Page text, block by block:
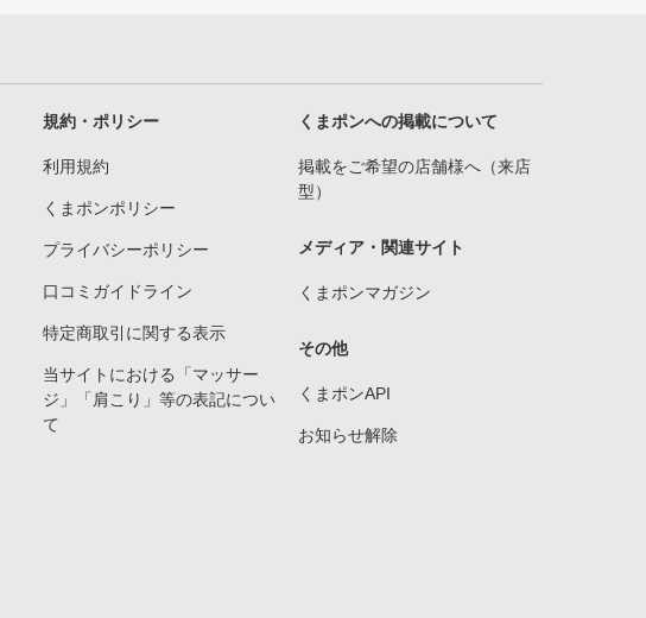
規約・ポリシー
利用規約
くまポンポリシー
プライバシーポリシー
口コミガイドライン
特定商取引に関する表示
当サイトにおける「マッサー
ジ」「肩こり」等の表記につい
て
くまポンへの掲載について
掲載をご希望の店舗様へ（来店
型）
メディア・関連サイト
くまポンマガジン
その他
くまポンAPI
お知らせ解除